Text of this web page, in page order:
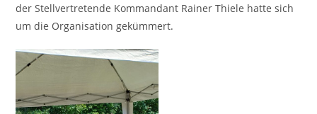
der Stellvertretende Kommandant Rainer Thiele hatte sich
um die Organisation gekümmert.